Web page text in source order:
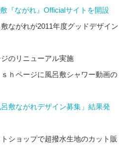
『ながれ』Officialサイトを開設
ながれが2011年度グッドデザイン
のリニューアル実施
ｈページに風呂敷シャワー動画の
呂敷ながれデザイン募集」結果発
ショップで超撥水生地のカット販